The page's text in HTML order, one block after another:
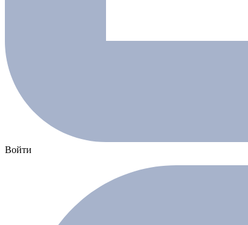
Войти